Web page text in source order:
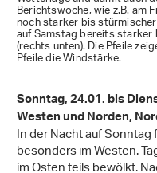
Berichtswoche, wie z.B. am
noch starker bis
auf Samstag bereits
(rechts unten). Die Pfeile
Pfeile die Windstärke.
Sonntag, 24.01. bis
Westen und Norden,
In der Nacht auf
besonders im Westen.